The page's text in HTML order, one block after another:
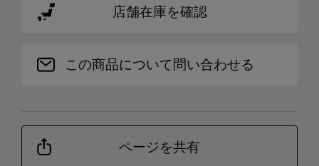
店舗在庫を確認
この商品について問い合わせる
ページを共有